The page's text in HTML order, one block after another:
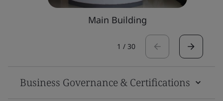
Main Building
1 / 30
Business Governance & Certifications